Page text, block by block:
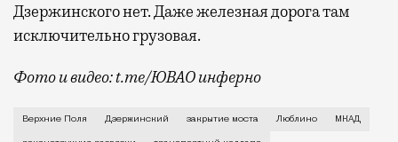
Дзержинского нет. Даже железная дорога там
исключительно грузовая.
Фото и видео: t.me/ЮВАО инферно
Все из-за реконструкции развязки. Еще с 5
Верхние Поля Дзержинский закрытие моста Люблино МКАД